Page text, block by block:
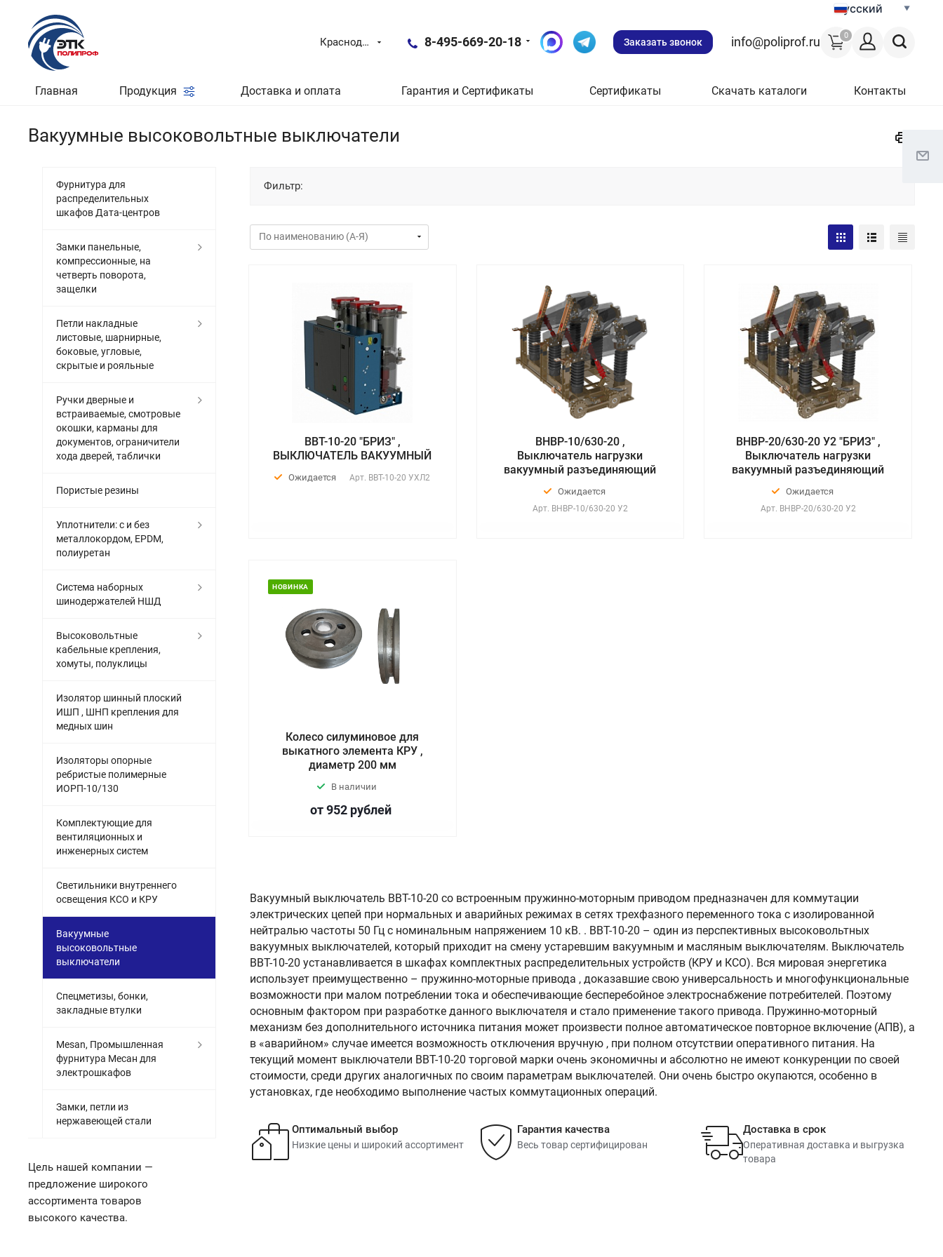
Русский
0
Краснодар 8-495-669-20-18 Заказать звонок info@poliprof.ru
Главная Продукция Доставка и оплата Гарантия и Сертификаты Сертификаты Скачать каталоги Контакты
Вакуумные высоковольтные выключатели
Фильтр:
ВВТ-10-20 "БРИЗ" ,
ВЫКЛЮЧАТЕЛЬ ВАКУУМНЫЙ
Ожидается Арт. ВВТ-10-20 УХЛ2
ВНВР-10/630-20 ,
Выключатель нагрузки
вакуумный разъединяющий
Ожидается
Арт. ВНВР-10/630-20 У2
ВНВР-20/630-20 У2 "БРИЗ" ,
Выключатель нагрузки
вакуумный разъединяющий
Ожидается
Арт. ВНВР-20/630-20 У2
НОВИНКА
Колесо силуминовое для
выкатного элемента КРУ ,
диаметр 200 мм
В наличии
от 952 рублей
Вакуумный выключатель ВВТ-10-20 со встроенным пружинно-моторным приводом предназначен для коммутации
электрических цепей при нормальных и аварийных режимах в сетях трехфазного переменного тока с изолированной
нейтралью частоты 50 Гц с номинальным напряжением 10 кВ. . ВВТ-10-20 – один из перспективных высоковольтных
вакуумных выключателей, который приходит на смену устаревшим вакуумным и масляным выключателям. Выключатель
ВВТ-10-20 устанавливается в шкафах комплектных распределительных устройств (КРУ и КСО). Вся мировая энергетика
использует преимущественно – пружинно-моторные привода , доказавшие свою универсальность и многофункциональные
возможности при малом потреблении тока и обеспечивающие бесперебойное электроснабжение потребителей. Поэтому
основным фактором при разработке данного выключателя и стало применение такого привода. Пружинно-моторный
механизм без дополнительного источника питания может произвести полное автоматическое повторное включение (АПВ), а
в «аварийном» случае имеется возможность отключения вручную , при полном отсутствии оперативного питания. На
текущий момент выключатели ВВТ-10-20 торговой марки очень экономичны и абсолютно не имеют конкуренции по своей
стоимости, среди других аналогичных по своим параметрам выключателей. Они очень быстро окупаются, особенно в
установках, где необходимо выполнение частых коммутационных операций.
Оптимальный выбор
Низкие цены и широкий ассортимент
Гарантия качества
Весь товар сертифицирован
Доставка в срок
Оперативная доставка и выгрузка
товара
Фурнитура для
распределительных
шкафов Дата-центров
Замки панельные,
компрессионные, на
четверть поворота,
защелки
Петли накладные
листовые, шарнирные,
боковые, угловые,
скрытые и рояльные
Ручки дверные и
встраиваемые, смотровые
окошки, карманы для
документов, ограничители
хода дверей, таблички
Пористые резины
Уплотнители: с и без
металлокордом, EPDM,
полиуретан
Система наборных
шинодержателей НШД
Высоковольтные
кабельные крепления,
хомуты, полуклицы
Изолятор шинный плоский
ИШП , ШНП крепления для
медных шин
Изоляторы опорные
ребристые полимерные
ИОРП-10/130
Комплектующие для
вентиляционных и
инженерных систем
Светильники внутреннего
освещения КСО и КРУ
Вакуумные
высоковольтные
выключатели
Спецметизы, бонки,
закладные втулки
Mesan, Промышленная
фурнитура Месан для
электрошкафов
Замки, петли из
нержавеющей стали
Цель нашей компании —
предложение широкого
ассортимента товаров
высокого качества.